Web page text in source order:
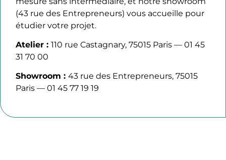
(43 rue des Entrepreneurs) vous accueille pour
étudier votre projet.
Atelier : 110 rue Castagnary, 75015 Paris — 01 45
31 70 00
Showroom : 43 rue des Entrepreneurs, 75015
Paris — 01 45 77 19 19